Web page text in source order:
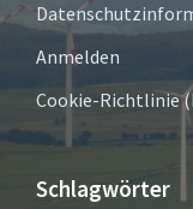
Anmelden
Cookie-Richtlinie
Schlagwörter